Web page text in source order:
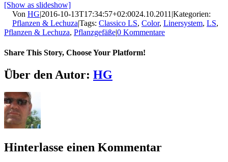
[Show as slideshow]
Von HG|2016-10-13T17:34:57+02:0024.10.2011|Kategorien:
Pflanzen & Lechuza|Tags: Classico LS, Color, Linersystem, LS,
Pflanzen & Lechuza, Pflanzgefäße|0 Kommentare
Share This Story, Choose Your Platform!
Facebook
X
LinkedIn
Pinterest
E-
Mail
Über den Autor: HG
Hinterlasse einen Kommentar